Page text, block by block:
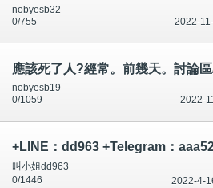
nobyesb32
2022-
0/755
nobyesb19
2022-
0/1059
叫小姐dd963
2022-4-
0/1446